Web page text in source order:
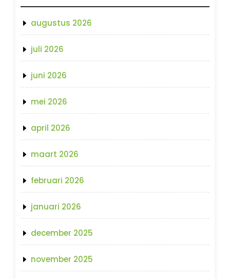
augustus 2026
juli 2026
juni 2026
mei 2026
april 2026
maart 2026
februari 2026
januari 2026
december 2025
november 2025